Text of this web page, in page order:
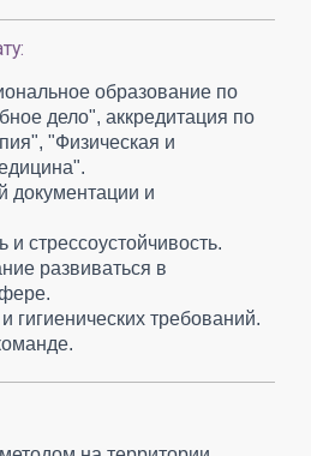
образование по
дело", аккредитация по
"Физическая и
документации и
и стрессоустойчивость.
развиваться в
гигиенических требований.